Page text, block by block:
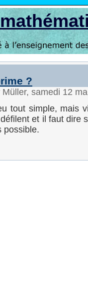
?
Müller, samedi 12
tout simple, mais
et il faut dire
possible.